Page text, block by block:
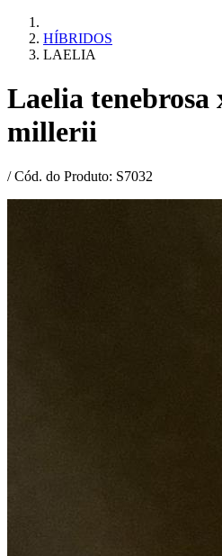
HÍBRIDOS
LAELIA
Laelia tenebrosa
millerii
/ Cód. do Produto: S7032